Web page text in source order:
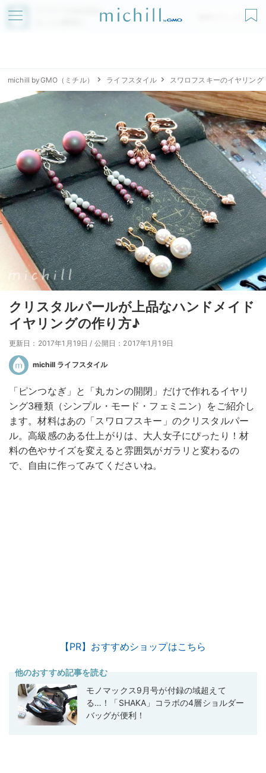
アプリでmichillが
無料ダウンロード
michill byGMO（ミチル） ライフスタイル スワロフスキーのイヤリング
クリスタルパールが上品なハンドメイド
イヤリングの作り方♪
更新日：2017年1月19日 / 公開日：2017年1月19日
michill ライフスタイル
「ピンつなぎ」と「丸カンの開閉」だけで作れるイヤリ
ング3種類（シンプル・モード・フェミニン）をご紹介し
ます。材料はあの「スワロフスキー」のクリスタルパー
ル。高級感のある仕上がりは、大人女子にぴったり！材
料の色やサイズを変えると雰囲気がガラリと変わるの
で、自由に作ってみてくださいね。
【PR】おすすめショップはこちら
他のおすすめ記事を読む
モノマックス9月号が付録の域超えて
る…！「SHAKA」コラボの4層ショルダー
バッグが便利！